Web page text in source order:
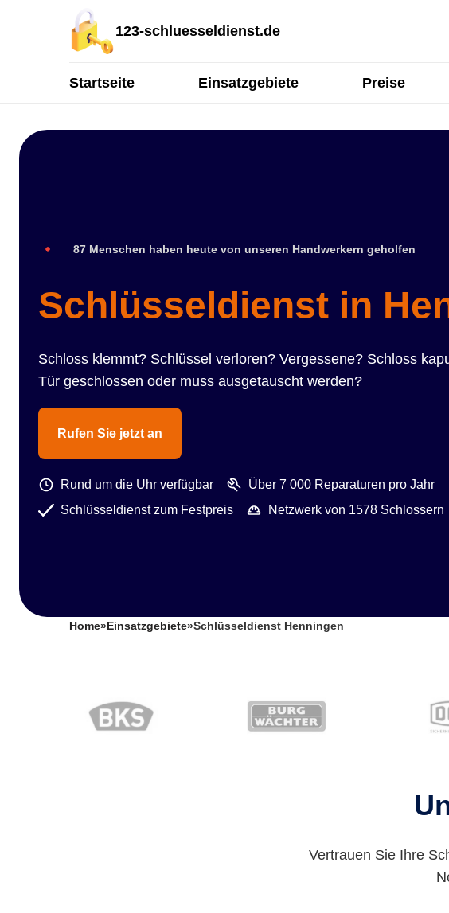
123-schluesseldienst.de
Startseite Einsatzgebiete Preise
87 Menschen haben heute von unseren Handwerkern geholfen
Schlüsseldienst in
Schloss klemmt? Schlüssel verloren? Vergessene? Schloss
Tür geschlossen oder muss ausgetauscht werden?
Rufen Sie jetzt an
Rund um die Uhr verfügbar
Über 7 000 Reparaturen pro Jahr
Schlüsseldienst zum Festpreis
Netzwerk von 1578 Schlossern
Home» Einsatzgebiete»Schlüsseldienst Henningen
Vertrauen Sie Ihre